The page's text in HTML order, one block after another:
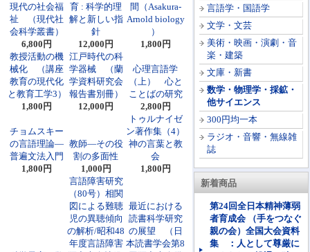
言語学・国語学
文学・文芸
美術・映画・演劇・音
楽・建築
文庫・新書
数学・物理学・採鉱・
他サイエンス
300円均一本
ラジオ・音響・無線雑
誌
新着商品
第24回全日本精神薄弱
者育成会 （手をつなぐ
親の会）全国大会資料
集 ：人として尊厳に
現代の社会福
祉 （現代社
会科学叢書）
6,800円
育 : 科学的理
解と新しい指
針
12,000円
間（Asakura-
Arnold biology
）
1,800円
教授活動の機
械化 （講座
教育の現代化
と教育工学3）
1,800円
江戸時代の科
学器械 （蘭
学資料研究会
報告書別冊）
12,000円
心理言語学
（上） 心と
ことばの研究
2,800円
チョムスキー
の言語理論―
普遍文法入門
1,800円
教師―その役
割の多面性
1,000円
トゥルナイゼ
ン著作集（4）
神の言葉と教
会
1,800円
言語障害研究
（80号）相関
図による難聴
児の異聴傾向
の解析/昭和48
年度言語障害
最近における
読書科学研究
の展望 （日
本読書学会第8